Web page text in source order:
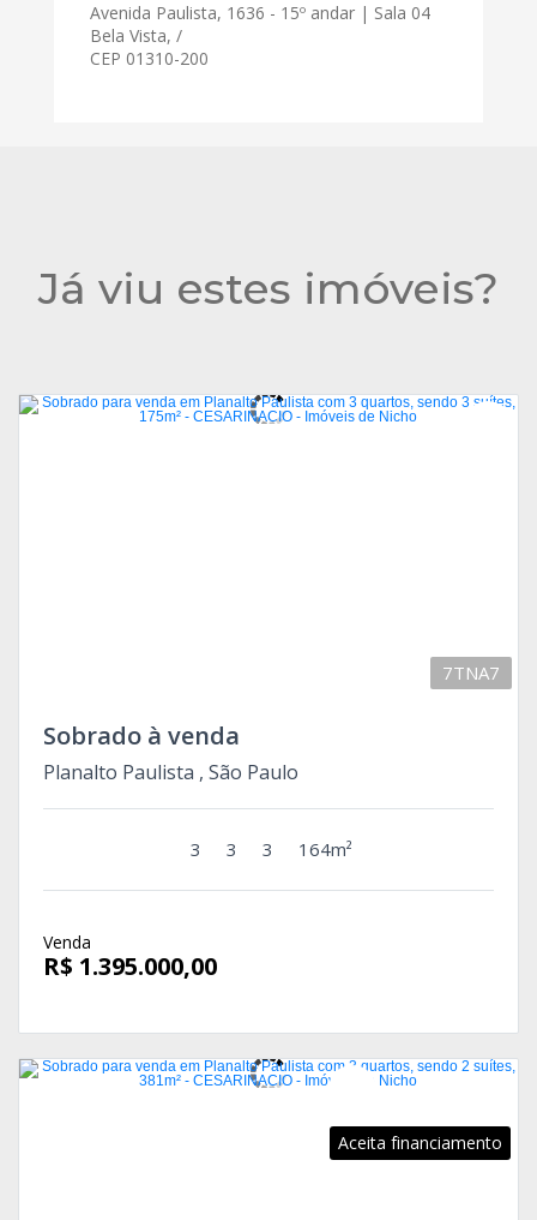
Avenida Paulista, 1636 - 15º andar | Sala 04
Bela Vista, /
CEP 01310-200
Já viu estes imóveis?
7TNA7
Sobrado à venda
Planalto Paulista , São Paulo
3 3 3 164m²
Venda
R$ 1.395.000,00
Aceita financiamento